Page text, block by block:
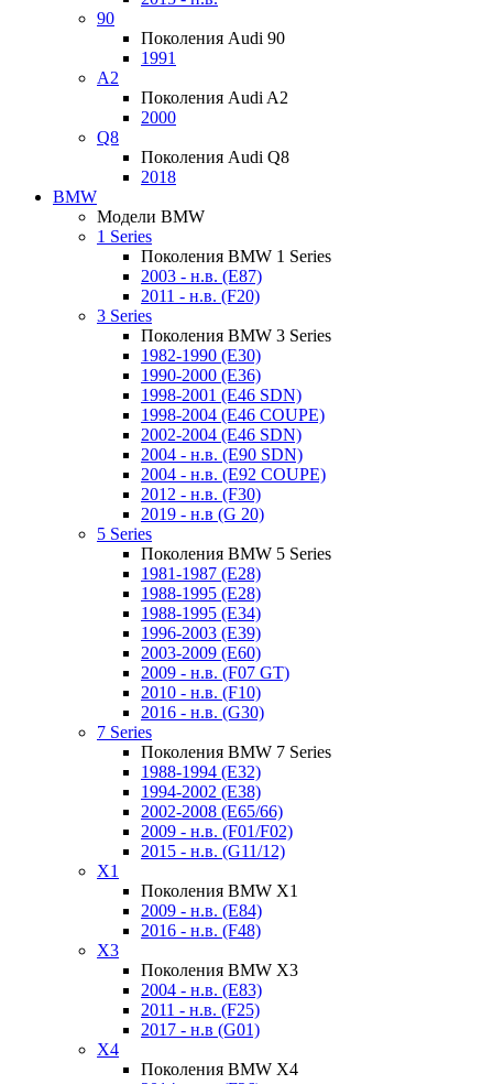
90
Поколения Audi 90
1991
A2
Поколения Audi A2
2000
Q8
Поколения Audi Q8
2018
BMW
Модели BMW
1 Series
Поколения BMW 1 Series
2003 - н.в. (E87)
2011 - н.в. (F20)
3 Series
Поколения BMW 3 Series
1982-1990 (E30)
1990-2000 (E36)
1998-2001 (E46 SDN)
1998-2004 (E46 COUPE)
2002-2004 (E46 SDN)
2004 - н.в. (E90 SDN)
2004 - н.в. (E92 COUPE)
2012 - н.в. (F30)
2019 - н.в (G 20)
5 Series
Поколения BMW 5 Series
1981-1987 (E28)
1988-1995 (E28)
1988-1995 (E34)
1996-2003 (E39)
2003-2009 (E60)
2009 - н.в. (F07 GT)
2010 - н.в. (F10)
2016 - н.в. (G30)
7 Series
Поколения BMW 7 Series
1988-1994 (E32)
1994-2002 (E38)
2002-2008 (E65/66)
2009 - н.в. (F01/F02)
2015 - н.в. (G11/12)
X1
Поколения BMW X1
2009 - н.в. (E84)
2016 - н.в. (F48)
X3
Поколения BMW X3
2004 - н.в. (E83)
2011 - н.в. (F25)
2017 - н.в (G01)
X4
Поколения BMW X4